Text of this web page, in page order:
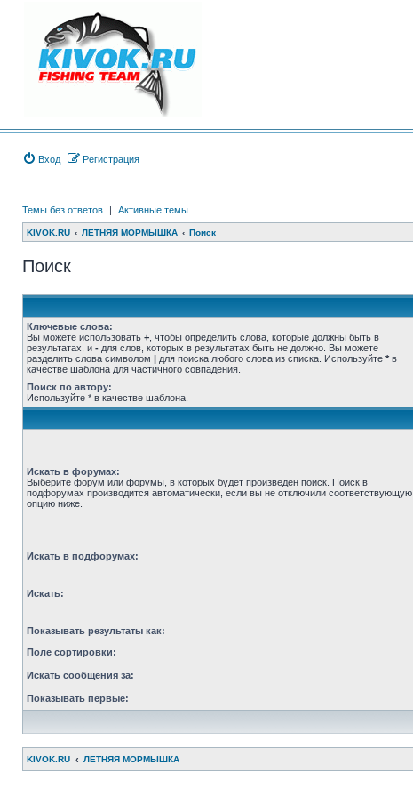
Вход Регистрация
Темы без ответов | Активные темы
KIVOK.RU ЛЕТНЯЯ МОРМЫШКА Поиск
Поиск
Ключевые слова:
Вы можете использовать + , чтобы определить слова, которые должны быть в
результатах, и - для слов, которых в результатах быть не должно. Вы можете
разделить слова символом | для поиска любого слова из списка. Используйте * в
качестве шаблона для частичного совпадения.
Поиск по автору:
Используйте * в качестве шаблона.
Искать в форумах:
Выберите форум или форумы, в которых будет произведён поиск. Поиск в
подфорумах производится автоматически, если вы не отключили соответствующую
опцию ниже.
Искать в подфорумах:
Искать:
Показывать результаты как:
Поле сортировки:
Искать сообщения за:
Показывать первые:
KIVOK.RU ЛЕТНЯЯ МОРМЫШКА